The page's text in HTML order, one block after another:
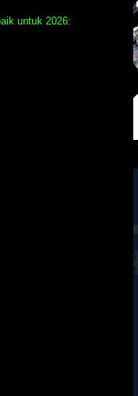
untuk 2026: